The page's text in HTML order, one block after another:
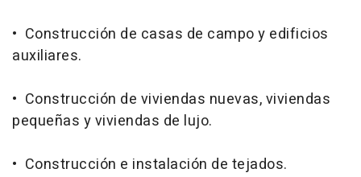
• Construcción de casas de campo y edificios
auxiliares.
• Construcción de viviendas nuevas, viviendas
pequeñas y viviendas de lujo.
• Construcción e instalación de tejados.